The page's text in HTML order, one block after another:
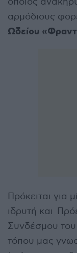
αρμόδιους
Ωδείου
Πρόκειται για
ιδρυτή και
Συνδέσμου
τόπου μας